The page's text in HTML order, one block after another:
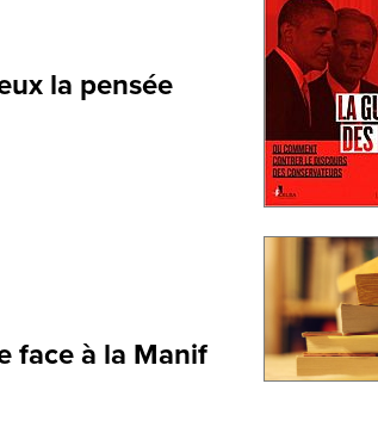
la pensée
face à la Manif